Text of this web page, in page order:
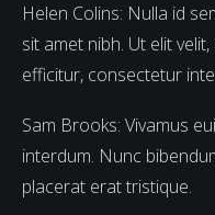
Helen Colins: Nulla id
sit amet nibh. Ut elit
efficitur, consectetur
Sam Brooks: Vivamus
interdum. Nunc
placerat erat tristique.